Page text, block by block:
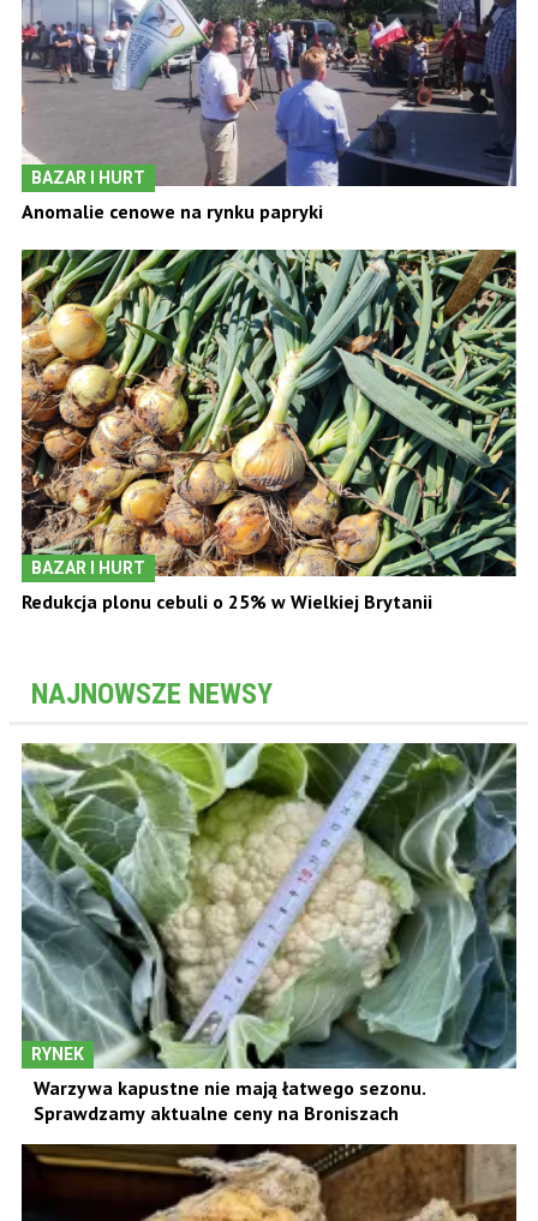
BAZAR I HURT
Anomalie cenowe na rynku papryki
BAZAR I HURT
Redukcja plonu cebuli o 25% w Wielkiej Brytanii
NAJNOWSZE NEWSY
RYNEK
Warzywa kapustne nie mają łatwego sezonu.
Sprawdzamy aktualne ceny na Broniszach